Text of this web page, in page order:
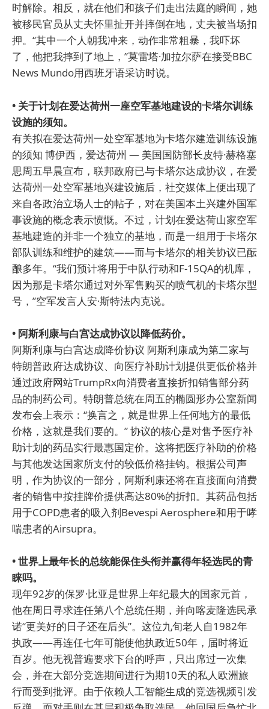
时解除。相反，就在他们和孩子们走出法庭的瞬间，她
被移民官员从丈夫怀里扯开并摔倒在地，丈夫被当场扣
押。“其中一个人朝我冲来，动作非常粗暴，我吓坏
了，他把我摔到了地上，”莫雷塔·加拉尔萨在接受BBC
News Mundo用西班牙语采访时说。
• 关于计划在爱达荷州一座空军基地建设的卡塔尔训练
设施的须知。
有关拟在爱达荷州一处空军基地为卡塔尔建造训练设施
的须知 博伊西，爱达荷州 — 美国国防部长皮特·赫格塞
思周五早晨宣布，联邦政府已与卡塔尔达成协议，在爱
达荷州一处空军基地兴建设施后，社交媒体上便出现了
来自各政治立场人士的帖子，对在美国本土兴建外国军
事设施的概念表示愤慨。不过，计划在爱达荷山家空军
基地建造的并非一个独立的基地，而是一组用于卡塔尔
部队训练和维护的建筑——而与卡塔尔的相关协议已酝
酿多年。“我们预计将用于中队行动和F-15QA的机库，
因为那是卡塔尔通过对外军售购买的喷气机的卡塔尔型
号，”空军发言人安·斯特法内克说。
• 阿斯利康与白宫达成协议以降低药价。
阿斯利康与白宫达成降价协议 阿斯利康成为第二家与
特朗普政府达成协议、向医疗补助计划提供更低价格并
通过政府网站TrumpRx向消费者直接折扣销售部分药
品的制药公司。特朗普总统在周五的椭圆形办公室新闻
发布会上表示：“换言之，就是世界上任何地方的最低
价格，这就是我们要的。” 协议的核心是对售予医疗补
助计划的药品实行最惠国定价。这将把医疗补助的价格
与其他发达国家所支付的较低价格挂钩。根据公司声
明，作为协议的一部分，阿斯利康还将在直接面向消费
者的销售中按挂牌价提供高达80%的折扣。其药品包括
用于COPD患者的吸入剂Bevespi Aerosphere和用于哮
喘患者的Airsupra。
• 世界上最年长的总统能保住头衔并赢得年轻选民的青
睐吗。
现年92岁的保罗·比亚是世界上年纪最大的国家元首，
他在周日寻求连任第八个总统任期，并向喀麦隆选民承
诺“更美好的日子还在后头”。这位九旬老人自1982年
执政——再连任七年可能使他执政近50年，届时将近
百岁。他无视普遍要求下台的呼声，只出席过一次集
会，并在大部分竞选期间进行为期10天的私人欧洲旅
行而受到批评。由于依赖人工智能生成的竞选视频引发